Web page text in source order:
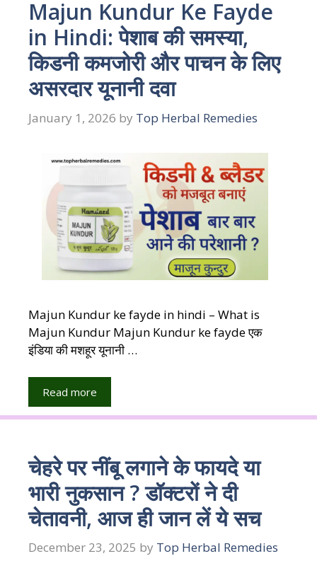
Majun Kundur Ke Fayde
in Hindi: पेशाब की समस्या,
किडनी कमजोरी और पाचन के लिए
असरदार यूनानी दवा
January 1, 2026 by Top Herbal Remedies
Majun Kundur ke fayde in hindi – What is
Majun Kundur Majun Kundur ke fayde एक
इंडिया की मशहूर यूनानी …
Read more
चेहरे पर नींबू लगाने के फायदे या
भारी नुकसान ? डॉक्टरों ने दी
चेतावनी, आज ही जान लें ये सच
December 23, 2025 by Top Herbal Remedies